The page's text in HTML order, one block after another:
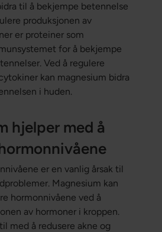
til å bekjempe betennelse
produksjonen av
er proteiner som
for å bekjempe
Ved å regulere
kan magnesium bidra
i huden.
hjelper med å
er en vanlig årsak til
Magnesium kan
hormonnivåene ved å
av hormoner i kroppen.
med å redusere akne og